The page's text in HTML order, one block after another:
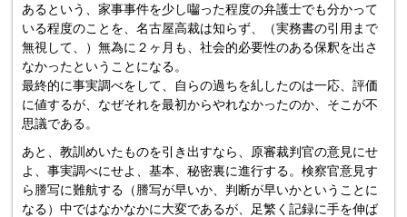
あるという、家事事件を少し囓った程度の弁護士でも分かって
いる程度のことを、名古屋高裁は知らず、（実務書の引用まで
無視して、）無為に２ヶ月も、社会的必要性のある保釈を出さ
なかったということになる。
最終的に事実調べをして、自らの過ちを糺したのは一応、評価
に値するが、なぜそれを最初からやれなかったのか、そこが不
思議である。
あと、教訓めいたものを引き出すなら、原審裁判官の意見にせ
よ、事実調べにせよ、基本、秘密裏に進行する。検察官意見す
ら謄写に難航する（謄写が早いか、判断が早いかということに
なる）中ではなかなかに大変であるが、足繁く記録に手を伸ば